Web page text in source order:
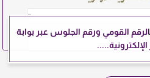
الثانوية الأزهرية 2026 بالرقم القومي ورقم الجلوس عبر بوابة
الإلكترونية.....